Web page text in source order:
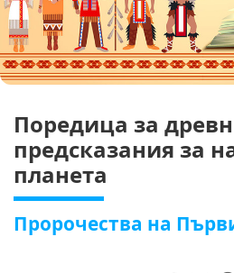
Поредица за
предсказания за
планета
Пророчества на